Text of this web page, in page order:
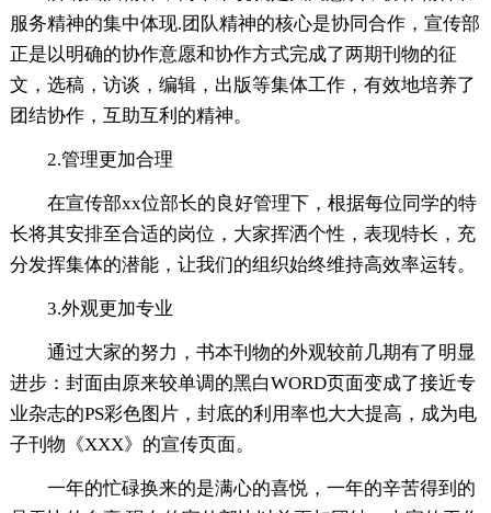
服务精神的集中体现.团队精神的核心是协同合作，宣传部
正是以明确的协作意愿和协作方式完成了两期刊物的征
文，选稿，访谈，编辑，出版等集体工作，有效地培养了
团结协作，互助互利的精神。
2.管理更加合理
在宣传部xx位部长的良好管理下，根据每位同学的特
长将其安排至合适的岗位，大家挥洒个性，表现特长，充
分发挥集体的潜能，让我们的组织始终维持高效率运转。
3.外观更加专业
通过大家的努力，书本刊物的外观较前几期有了明显
进步：封面由原来较单调的黑白WORD页面变成了接近专
业杂志的PS彩色图片，封底的利用率也大大提高，成为电
子刊物《XXX》的宣传页面。
一年的忙碌换来的是满心的喜悦，一年的辛苦得到的